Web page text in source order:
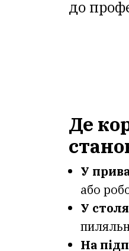
до
Де
У
або
У
На